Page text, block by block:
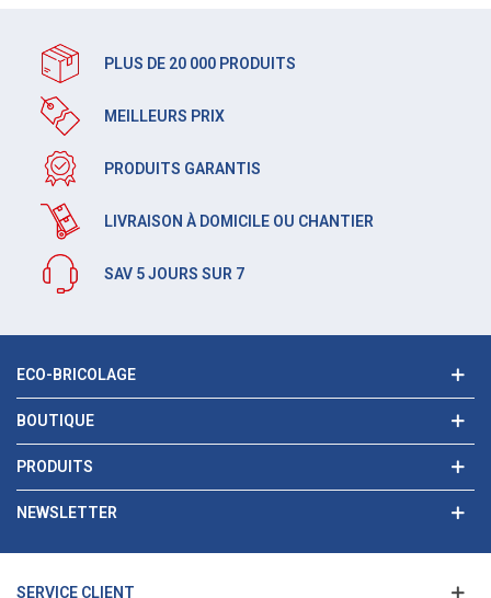
PLUS DE 20 000 PRODUITS
MEILLEURS PRIX
PRODUITS GARANTIS
LIVRAISON À DOMICILE OU CHANTIER
SAV 5 JOURS SUR 7
ECO-BRICOLAGE
BOUTIQUE
PRODUITS
NEWSLETTER
SERVICE CLIENT